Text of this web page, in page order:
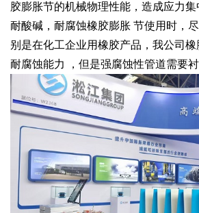
胶膨胀节的机械物理性能，造成应力
耐酸碱，耐腐蚀橡胶膨胀 节使用时，
别是在化工企业用橡胶产品，我公司
耐腐蚀能力 ，但是强腐蚀性管道需要衬